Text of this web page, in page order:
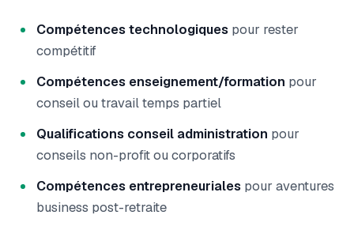
Compétences technologiques pour rester
compétitif
Compétences enseignement/formation pour
conseil ou travail temps partiel
Qualifications conseil administration pour
conseils non-profit ou corporatifs
Compétences entrepreneuriales pour aventures
business post-retraite